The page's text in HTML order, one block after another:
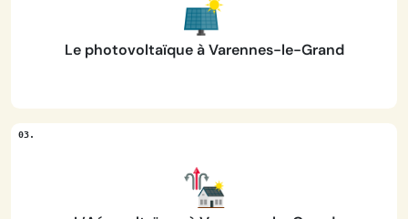
Le photovoltaïque à Varennes-le-Grand